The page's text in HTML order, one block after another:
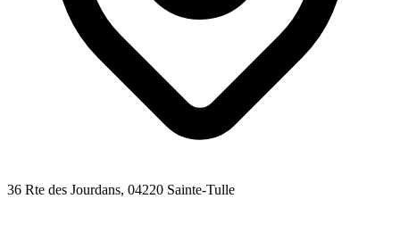
36 Rte des Jourdans, 04220 Sainte-Tulle